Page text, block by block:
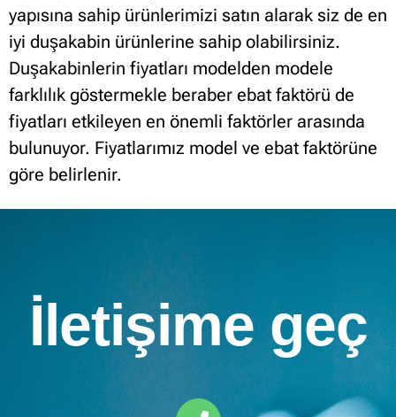
yapısına sahip ürünlerimizi satın alarak siz de en
iyi duşakabin ürünlerine sahip olabilirsiniz.
Duşakabinlerin fiyatları modelden modele
farklılık göstermekle beraber ebat faktörü de
fiyatları etkileyen en önemli faktörler arasında
bulunuyor. Fiyatlarımız model ve ebat faktörüne
göre belirlenir.
İletişime geç